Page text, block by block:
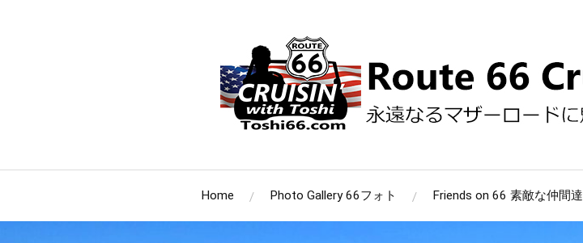
Home Photo Gallery 66フォト Friends on 66 素敵な仲間達